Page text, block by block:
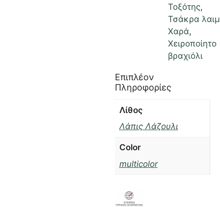
Τοξότης,
Τσάκρα
Χαρά,
Χειροποίητο
βραχιόλι
Επιπλέον
Πληροφορίες
Λίθος
Λάπις Λάζουλι
Color
multicolor